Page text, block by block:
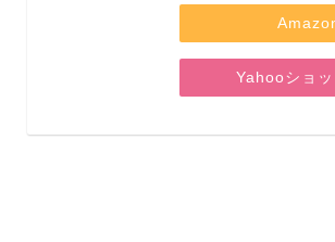
Yahooショ